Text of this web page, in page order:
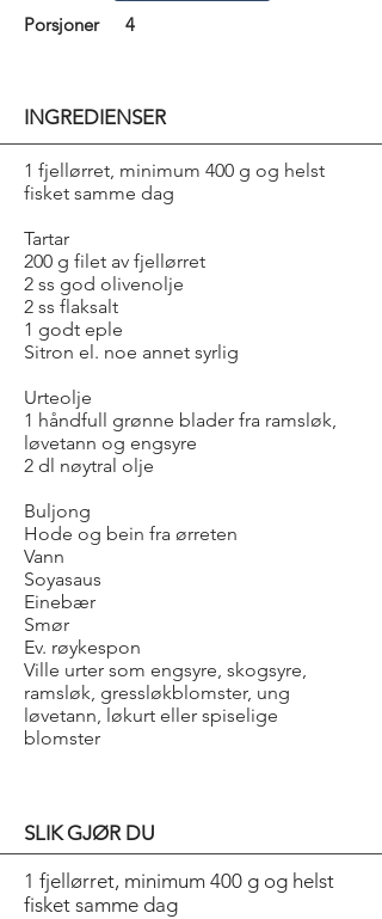
Porsjoner 4
INGREDIENSER
1 fjellørret, minimum 400 g og helst
fisket samme dag
Tartar
200 g filet av fjellørret
2 ss god olivenolje
2 ss flaksalt
1 godt eple
Sitron el. noe annet syrlig
Urteolje
1 håndfull grønne blader fra ramsløk,
løvetann og engsyre
2 dl nøytral olje
Buljong
Hode og bein fra ørreten
Vann
Soyasaus
Einebær
Smør
Ev. røykespon
Ville urter som engsyre, skogsyre,
ramsløk, gressløkblomster, ung
løvetann, løkurt eller spiselige
blomster
SLIK GJØR DU
1 fjellørret, minimum 400 g og helst
fisket samme dag